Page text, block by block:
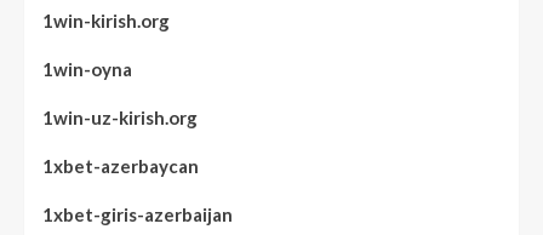
1win-kirish.org
1win-oyna
1win-uz-kirish.org
1xbet-azerbaycan
1xbet-giris-azerbaijan